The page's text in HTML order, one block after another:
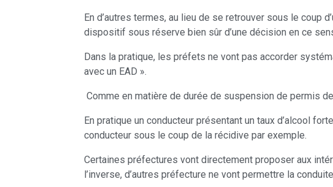
En d’autres termes, au lieu de se retrouver sous le coup
dispositif sous réserve bien sûr d’une décision en ce
Dans la pratique, les préfets ne vont pas accorder
avec un EAD ».
Comme en matière de durée de suspension de permis
En pratique un conducteur présentant un taux d’alcool
conducteur sous le coup de la récidive par exemple.
Certaines préfectures vont directement proposer aux
l’inverse, d’autres préfecture ne vont permettre la